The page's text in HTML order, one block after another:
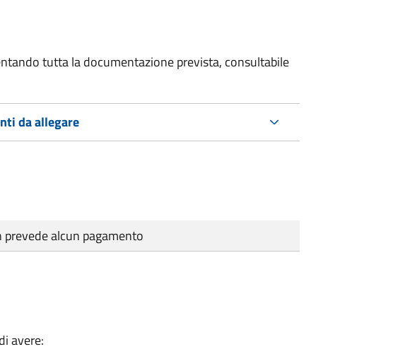
tutta la documentazione prevista, consultabile
da allegare
alcun pagamento
avere: